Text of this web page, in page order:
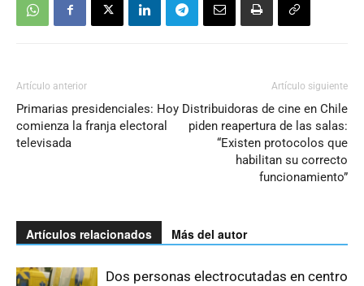
Artículo anterior
Primarias presidenciales: Hoy
comienza la franja electoral
televisada
Artículo siguiente
Distribuidoras de cine en Chile
piden reapertura de las salas:
“Existen protocolos que
habilitan su correcto
funcionamiento”
Artículos relacionados Más del autor
Dos personas electrocutadas en centro